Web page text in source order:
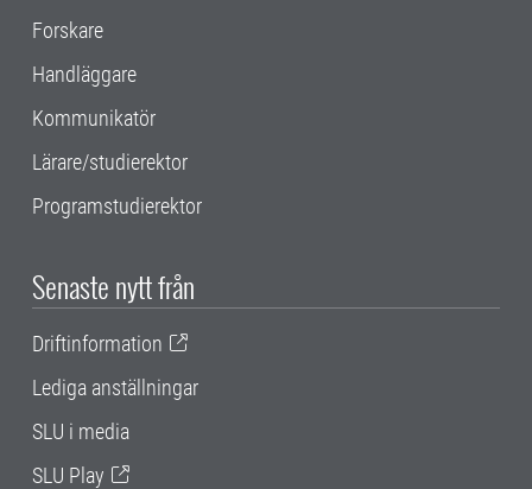
Forskare
Handläggare
Kommunikatör
Lärare/studierektor
Programstudierektor
Senaste nytt från
Driftinformation
Lediga anställningar
SLU i media
SLU Play